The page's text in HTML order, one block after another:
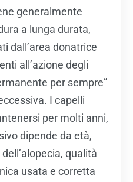
generalmente
a lunga durata,
dall’area donatrice
all’azione degli
per sempre”
I capelli
per molti anni,
dipende da età,
qualità
usata e corretta